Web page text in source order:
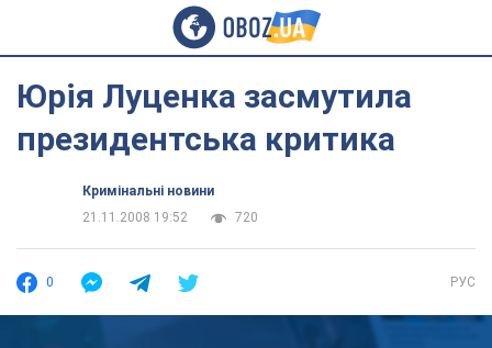
Юрія Луценка засмутила
президентська критика
Кримінальні новини
21.11.2008 19:52
720
0 РУС